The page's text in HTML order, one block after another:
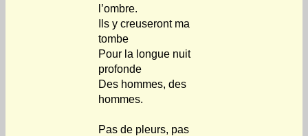
l’ombre.
Ils y creuseront ma
tombe
Pour la longue nuit
profonde
Des hommes, des
hommes.
Pas de pleurs, pas